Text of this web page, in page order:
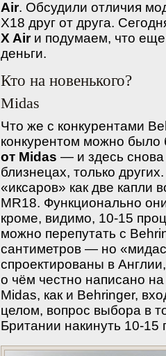
Air. Обсудили отличия
X18 друг от друга.
X Airи подумаем, что еще
деньги.
Кто на новенького?
Midas
Что же с конкурентами
конкурентом можно
от Midas — и здесь
близнецах, только
«иксаров» как две капли
MR18. Функционально
кроме, видимо, 10-15
можно перепутать с
сантиметров — но
спроектированы в
о чём честно написано
Midas, как и Behringer,
целом, вопрос выбора в
Британии накинуть 10-15